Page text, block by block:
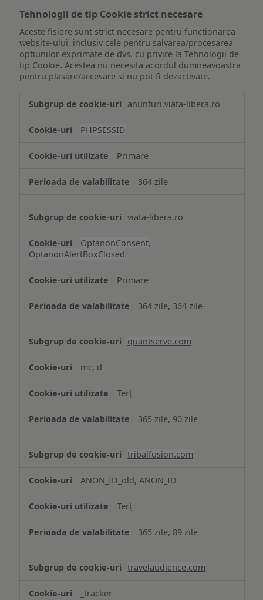
Tehnologii de tip Cookie strict necesare
Aceste fisiere sunt strict necesare pentru functionarea
website-ului, inclusiv cele pentru salvarea/procesarea
optiunilor exprimate de dvs. cu privire la Tehnologii de
tip Cookie. Acestea nu necesita acordul dumneavoastra
pentru plasare/accesare si nu pot fi dezactivate.
de
Cookie
necesare
anunturi.viata-libera.ro
PHPSESSID
Primare
364 zile
viata-libera.ro
OptanonConsent,
OptanonAlertBoxClosed
Primare
364 zile, 364 zile
quantserve.com
mc, d
Terț
365 zile, 90 zile
tribalfusion.com
ANON_ID_old, ANON_ID
Terț
365 zile, 89 zile
travelaudience.com
_tracker